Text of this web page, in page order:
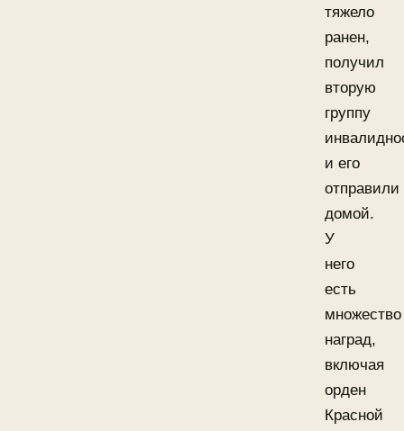
тяжело
ранен,
получил
вторую
группу
и его
отправили
домой.
У
него
есть
множество
наград,
включая
орден
Красной